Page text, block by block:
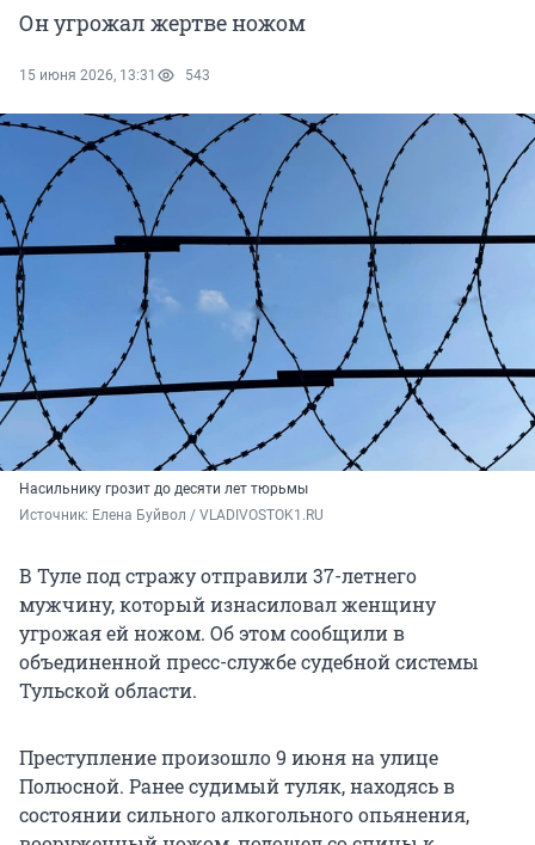
Он угрожал жертве ножом
15 июня 2026, 13:31 543
Насильнику грозит до десяти лет тюрьмы
Источник: Елена Буйвол / VLADIVOSTOK1.RU
В Туле под стражу отправили 37-летнего
мужчину, который изнасиловал женщину
угрожая ей ножом. Об этом сообщили в
объединенной пресс-службе судебной системы
Тульской области.
Преступление произошло 9 июня на улице
Полюсной. Ранее судимый туляк, находясь в
состоянии сильного алкогольного опьянения,